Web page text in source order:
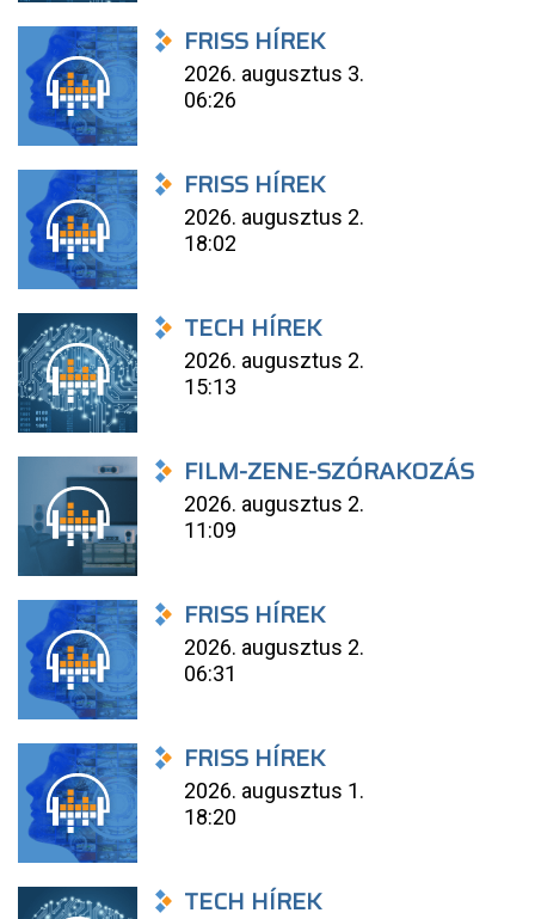
FRISS HÍREK
2026. augusztus 3.
06:26
FRISS HÍREK
2026. augusztus 2.
18:02
TECH HÍREK
2026. augusztus 2.
15:13
FILM-ZENE-SZÓRAKOZÁS
2026. augusztus 2.
11:09
FRISS HÍREK
2026. augusztus 2.
06:31
FRISS HÍREK
2026. augusztus 1.
18:20
TECH HÍREK